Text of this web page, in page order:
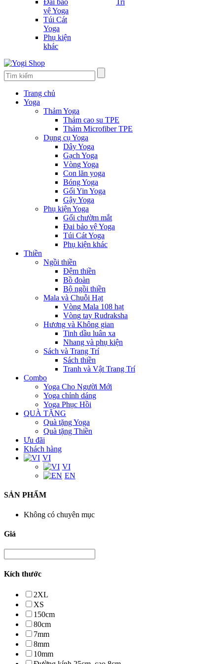
Đai bảo
vệ Yoga
Túi Cát
Yoga
Phụ kiện
khác
Trí
Trang chủ
Yoga
Thảm Yoga
Thảm cao su TPE
Thảm Microfiber TPE
Dụng cụ Yoga
Dây Yoga
Gạch Yoga
Vòng Yoga
Con lăn yoga
Bóng Yoga
Gối Yin Yoga
Gậy Yoga
Phụ kiện Yoga
Gối chườm mắt
Đai bảo vệ Yoga
Túi Cát Yoga
Phụ kiện khác
Thiền
Ngồi thiền
Đệm thiền
Bồ đoàn
Bộ ngồi thiền
Mala và Chuỗi Hạt
Vòng Mala 108 hạt
Vòng tay Rudraksha
Hương và Không gian
Tinh dầu luân xa
Nhang và phụ kiện
Sách và Trang Trí
Sách thiền
Tranh và Vật Trang Trí
Combo
Yoga Cho Người Mới
Yoga chỉnh dáng
Yoga Phục Hồi
QUÀ TẶNG
Quà tặng Yoga
Quà tặng Thiền
Ưu đãi
Khách hàng
VI
VI
EN
SẢN PHẨM
Không có chuyên mục
Giá
Kích thước
2XL
XS
150cm
80cm
7mm
8mm
10mm